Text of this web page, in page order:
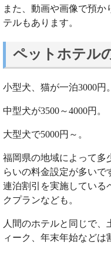
また、動画や画像で預
テルもあります。
ペットホテル
小型犬、猫が一泊3000円。
中型犬が3500～4000円。
大型犬で5000円～。
福岡県の地域によって多
らいの料金設定が多いで
連泊割引を実施している
クプランなども。
人間のホテルと同じで、
ィーク、年末年始などは